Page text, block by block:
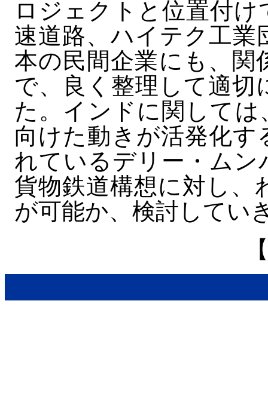
ロジェクトと位置付
速道路、ハイテク工業
本の民間企業にも、関
で、良く整理して適
た。インドに関して
向けた動きが活発化
れているデリー・ムン
貨物鉄道構想に対し、
が可能か、検討してい